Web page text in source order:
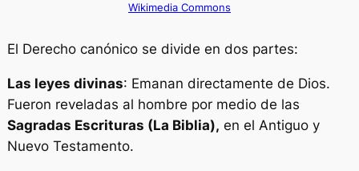
Wikimedia Commons
El Derecho canónico se divide en dos partes:
Las leyes divinas: Emanan directamente de Dios.
Fueron reveladas al hombre por medio de las
Sagradas Escrituras (La Biblia), en el Antiguo y
Nuevo Testamento.